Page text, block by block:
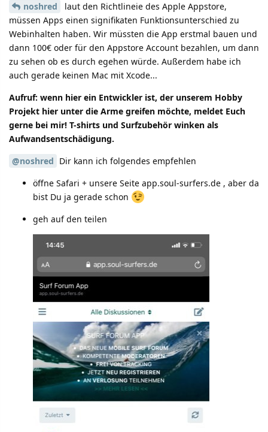
noshred
laut den Richtlineie des Apple Appstore,
müssen Apps einen signifikaten Funktionsunterschied zu
Webinhalten haben. Wir müssten die App erstmal bauen und
dann 100€ oder für den Appstore Account bezahlen, um dann
zu sehen ob es durch egehen würde. Außerdem habe ich
auch gerade keinen Mac mit Xcode...
Aufruf: wenn hier ein Entwickler ist, der unserem Hobby
Projekt hier unter die Arme greifen möchte, meldet Euch
gerne bei mir! T-shirts und Surfzubehör winken als
Aufwandsentschädigung.
@noshred Dir kann ich folgendes empfehlen
öffne Safari + unsere Seite app.soul-surfers.de , aber da
bist Du ja gerade schon
geh auf den teilen